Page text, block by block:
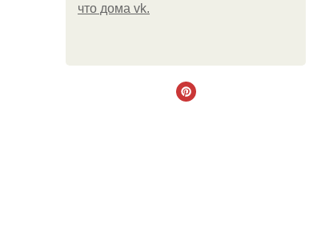
что дома vk.